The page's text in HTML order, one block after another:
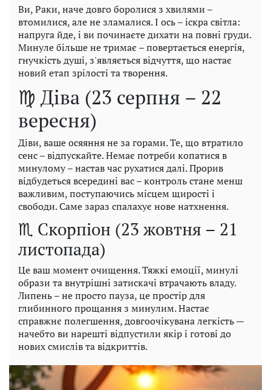
Ви, Раки, наче довго боролися з хвилями –
втомилися, але не зламалися. І ось – іскра світла:
напруга йде, і ви починаєте дихати на повні груди.
Минуле більше не тримає – повертається енергія,
гнучкість душі, з'являється відчуття, що настає
новий етап зрілості та творення.
♍ Діва (23 серпня – 22
вересня)
Діви, ваше осяяння не за горами. Те, що втратило
сенс – відпускайте. Немає потреби копатися в
минулому – настав час рухатися далі. Прорив
відбудеться всередині вас – контроль стане менш
важливим, поступаючись місцем щирості і
свободи. Саме зараз спалахує нове натхнення.
♏ Скорпіон (23 жовтня – 21
листопада)
Це ваш момент очищення. Тяжкі емоції, минулі
образи та внутрішні затискачі втрачають владу.
Липень – не просто пауза, це простір для
глибинного прощання з минулим. Настає
справжнє полегшення, довгоочікувана легкість —
начебто ви нарешті відпустили якір і готові до
нових смислів та відкриттів.